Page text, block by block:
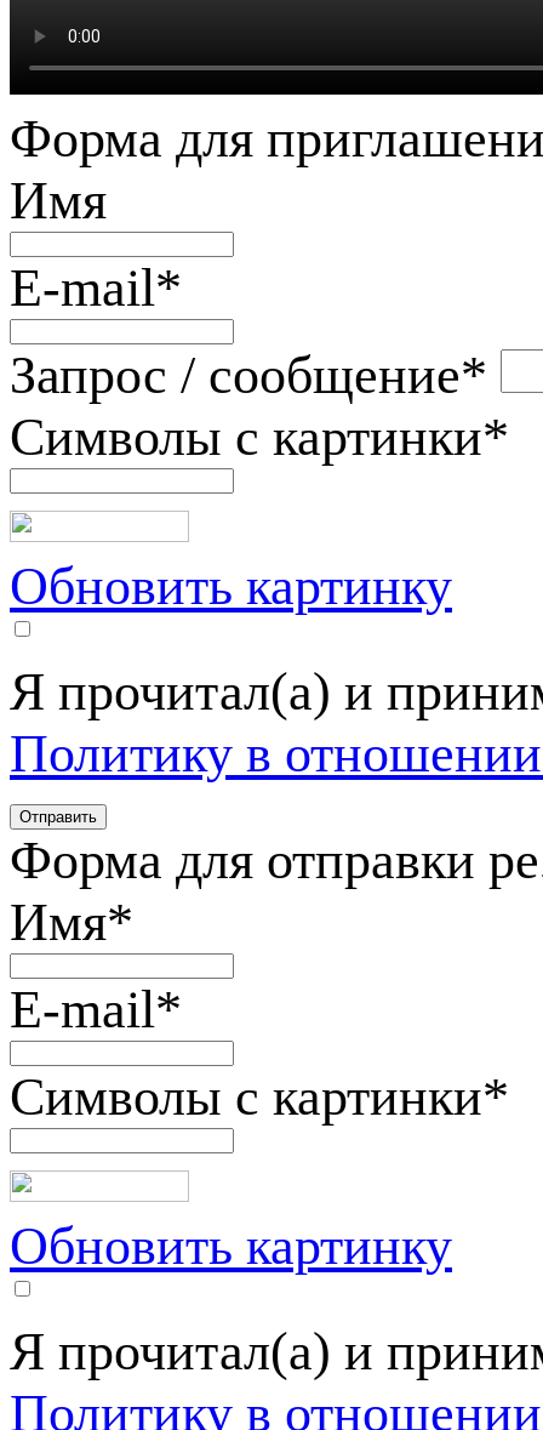
Форма для
Имя
E-mail*
Запрос / сообщение*
Символы с картинки*
Обновить картинку
Я прочитал(а) и
Политику в
Форма для отправки
Имя*
E-mail*
Символы с картинки*
Обновить картинку
Я прочитал(а) и
Политику в